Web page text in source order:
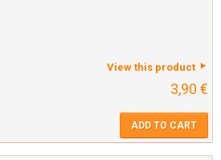
View this product
3,90 €
ADD TO CART